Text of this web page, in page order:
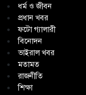
ধর্ম ও জীবন
প্রধান খবর
ফটো গ্যালারী
বিনোদন
ভাইরাল খবর
মতামত
রাজনীতি
শিক্ষা